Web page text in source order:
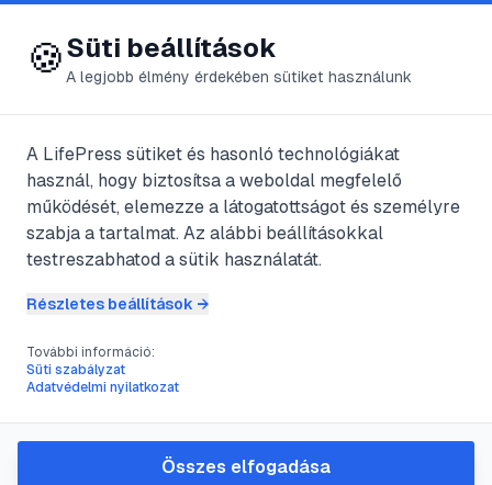
😍 LifePress
@Vesta
2025. október 11.·7 perc olvasás
Hóbarlang építése
lépésről lépésre:
meleg menedék a
téli vadonban
🍪Süti beállítások
A legjobb élmény érdekében sütiket használunk
A LifePress sütiket és hasonló technológiákat
használ, hogy biztosítsa a weboldal megfelelő
működését, elemezze a látogatottságot és személyre
szabja a tartalmat. Az alábbi beállításokkal
testreszabhatod a sütik használatát.
Részletes beállítások →
További információ:
Süti szabályzat
Adatvédelmi nyilatkozat
Összes elfogadása